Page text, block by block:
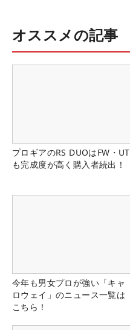
オススメの記事
プロギアのRS DUOはFW・UT
も完成度が高く購入者続出！
今年も男女プロが強い「キャ
ロウェイ」のニュース一覧は
こちら！